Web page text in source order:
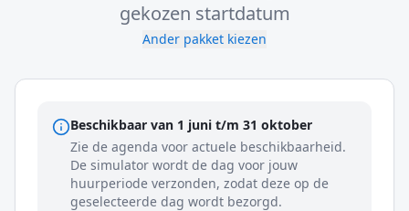
gekozen startdatum
Ander pakket kiezen
Beschikbaar van 1 juni t/m 31 oktober
Zie de agenda voor actuele beschikbaarheid.
De simulator wordt de dag voor jouw
huurperiode verzonden, zodat deze op de
geselecteerde dag wordt bezorgd.